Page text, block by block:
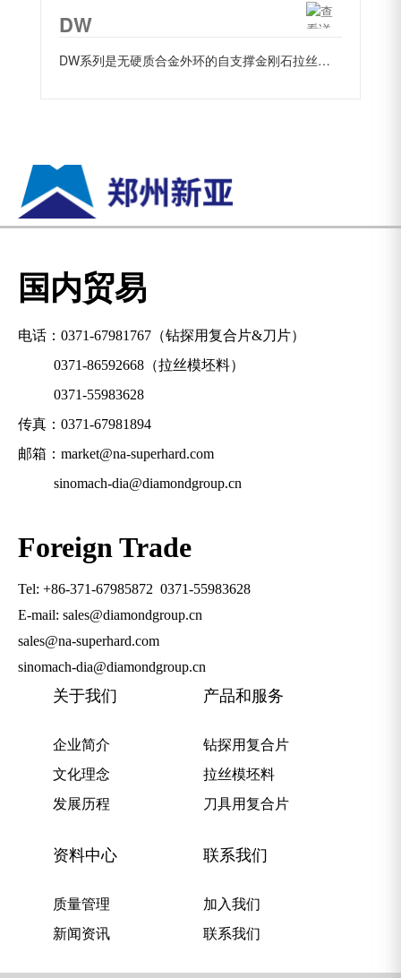
DW
DW系列是无硬质合金外环的自支撑金刚石拉丝模坯料，适合各种类型的拉丝应用，因经...
国内贸易
电话：0371-67981767 （钻探用复合片&刀片）
0371-86592668 （拉丝模坯料）
0371-55983628
传真：0371-67981894
邮箱：market@na-superhard.com
sinomach-dia@diamondgroup.cn
Foreign Trade
Tel: +86-371-67985872 0371-55983628
E-mail: sales@diamondgroup.cn
sales@na-superhard.com
sinomach-dia@diamondgroup.cn
关于我们
企业简介
文化理念
发展历程
产品和服务
钻探用复合片
拉丝模坯料
刀具用复合片
资料中心
质量管理
新闻资讯
联系我们
加入我们
联系我们